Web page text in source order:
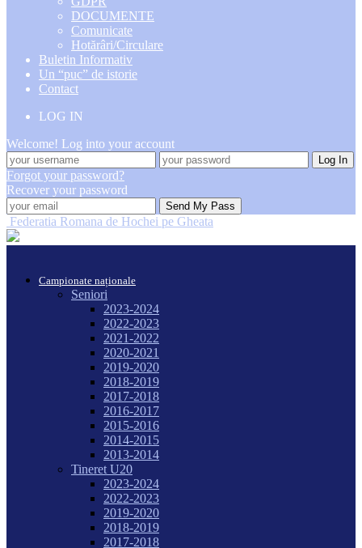
DOCUMENTE
Comunicate
Hotărâri/Circulare
Buletin Informativ
Un “puc” de istorie
Contact
LOG IN
Welcome! Log into your account
Forgot your password?
Recover your password
Federatia Romana de Hochei pe Gheata
Campionate naționale
Seniori
2023-2024
2022-2023
2021-2022
2020-2021
2019-2020
2018-2019
2017-2018
2016-2017
2015-2016
2014-2015
2013-2014
Tineret U20
2023-2024
2022-2023
2019-2020
2018-2019
2017-2018